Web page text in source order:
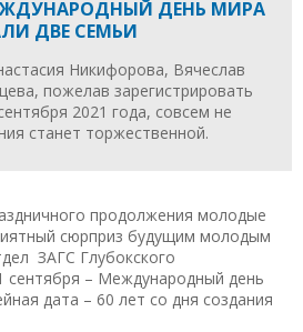
ДЕНЬ МИРА
ДВЕ СЕМЬИ
Никифорова, Вячеслав
пожелав зарегистрировать
2021 года, совсем не
станет торжественной.
продолжения молодые
сюрприз будущим молодым
ЗАГС Глубокского
сентября – Международный день
дата – 60 лет со дня создания